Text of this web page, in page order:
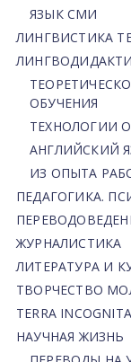
ЯЗЫК СМИ
ЛИНГВИСТИКА
ОБУЧЕНИЯ
ТЕХНОЛОГИИ
АНГЛИЙСКИЙ
ИЗ ОПЫТА
ПЕДАГОГИКА.
ЖУРНАЛИСТИКА
ЛИТЕРАТУРА И
ТВОРЧЕСТВО
TERRA INCOGNITA
НАУЧНАЯ ЖИЗНЬ